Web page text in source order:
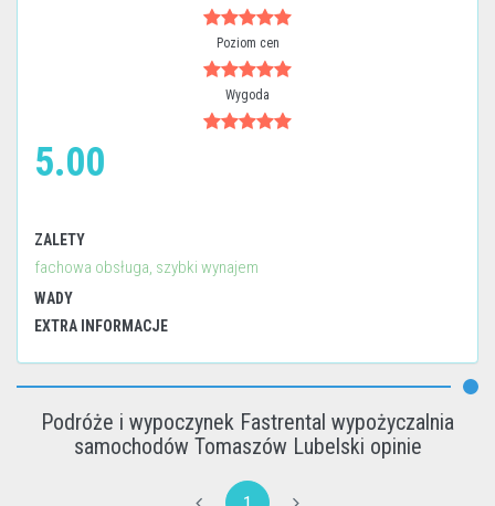
Poziom cen
Wygoda
5.00
ZALETY
fachowa obsługa, szybki wynajem
WADY
EXTRA INFORMACJE
Podróże i wypoczynek Fastrental wypożyczalnia
samochodów Tomaszów Lubelski opinie